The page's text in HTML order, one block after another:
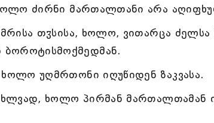
ძირნი მართალთანი არა
თჳსისა, ხოლო, ვითარცა
ბოროტისმოქმედმან.
უღმრთონი იღუწიდენ ზაკვასა.
ხოლო პირმან მართალთამან